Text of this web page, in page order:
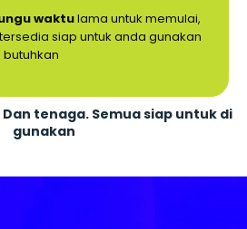
waktulama untuk memulai,
siap untuk anda gunakan
tenaga. Semua siap untuk di
gunakan